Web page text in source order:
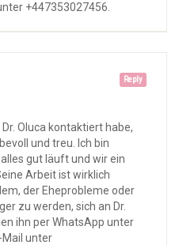
+447353027456.
Reply
Oluca kontaktiert habe,
und treu. Ich bin
gut läuft und wir ein
Arbeit ist wirklich
der Eheprobleme oder
zu werden, sich an Dr.
ihn per WhatsApp unter
Mail unter